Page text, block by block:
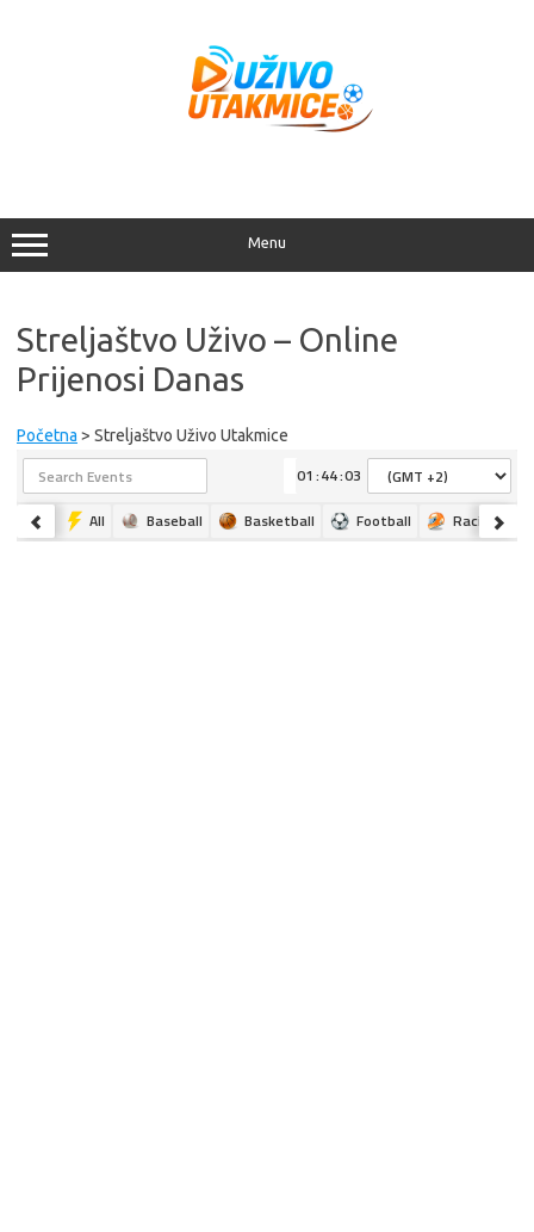
Menu
Streljaštvo Uživo – Online
Prijenosi Danas
Početna > Streljaštvo Uživo Utakmice